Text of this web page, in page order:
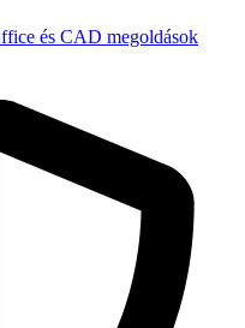
és CAD megoldások